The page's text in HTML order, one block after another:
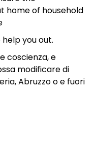
home of household
you out.
coscienza, e
modificare di
Abruzzo o e fuori